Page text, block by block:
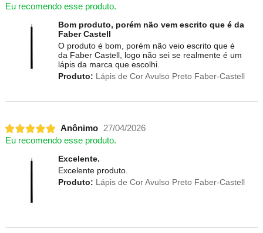
Eu recomendo esse produto.
Bom produto, porém não vem escrito que é da
Faber Castell
O produto é bom, porém não veio escrito que é
da Faber Castell, logo não sei se realmente é um
lápis da marca que escolhi.
Produto: Lápis de Cor Avulso Preto Faber-Castell
Anônimo
27/04/2026
Eu recomendo esse produto.
Excelente.
Excelente produto.
Produto: Lápis de Cor Avulso Preto Faber-Castell